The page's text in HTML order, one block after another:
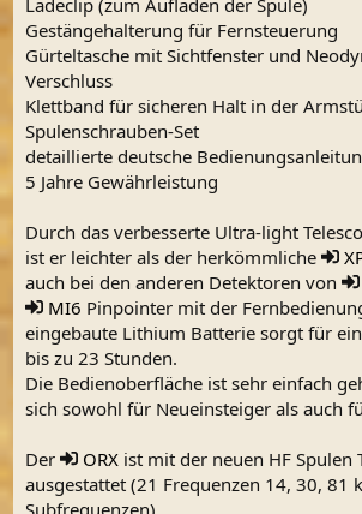
Gestängehalterung für Fernsteuerung
Gürteltasche mit Sichtfenster und
Verschluss
Klettband für sicheren Halt in der
Spulenschrauben-Set
detaillierte deutsche
5 Jahre Gewährleistung
Durch das verbesserte Ultra-light
ist er leichter als der herkömmliche
auch bei den anderen Detektoren von
MI6 Pinpointer mit der
eingebaute Lithium Batterie sorgt für
bis zu 23 Stunden.
Die Bedienoberfläche ist sehr einfach
sich sowohl für Neueinsteiger als auch
Der ORX ist mit der neuen HF Spulen
ausgestattet (21 Frequenzen 14, 30, 81
Subfrequenzen).